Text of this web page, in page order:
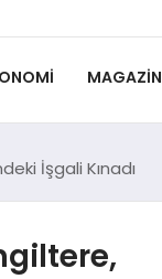
MAGAZIN
İşgali Kınadı